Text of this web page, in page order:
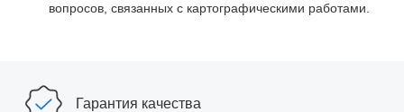
вопросов, связанных с картографическими работами.
Гарантия качества